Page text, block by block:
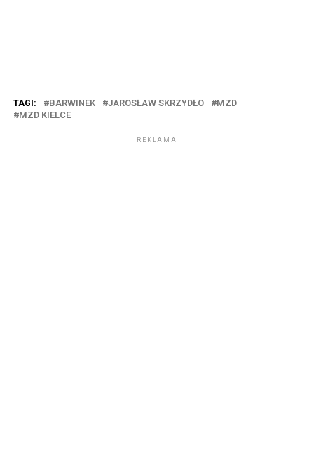
TAGI: BARWINEK JAROSŁAW SKRZYDŁO
MZD
MZD KIELCE
REKLAMA